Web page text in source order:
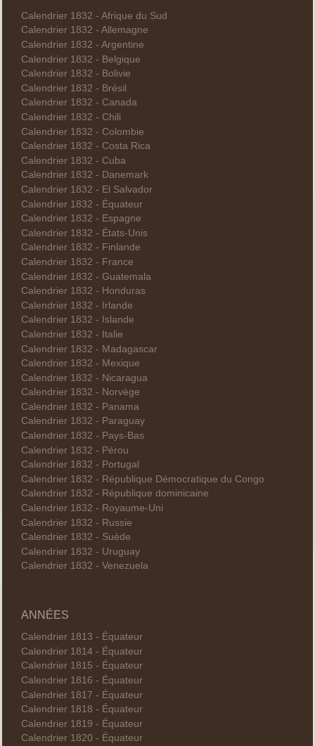
Calendrier 1832 - Afrique du Sud
Calendrier 1832 - Allemagne
Calendrier 1832 - Argentine
Calendrier 1832 - Belgique
Calendrier 1832 - Bolivie
Calendrier 1832 - Brésil
Calendrier 1832 - Canada
Calendrier 1832 - Chili
Calendrier 1832 - Colombie
Calendrier 1832 - Costa Rica
Calendrier 1832 - Cuba
Calendrier 1832 - Danemark
Calendrier 1832 - El Salvador
Calendrier 1832 - Équateur
Calendrier 1832 - Espagne
Calendrier 1832 - États-Unis
Calendrier 1832 - Finlande
Calendrier 1832 - France
Calendrier 1832 - Guatemala
Calendrier 1832 - Honduras
Calendrier 1832 - Irlande
Calendrier 1832 - Islande
Calendrier 1832 - Italie
Calendrier 1832 - Madagascar
Calendrier 1832 - Mexique
Calendrier 1832 - Nicaragua
Calendrier 1832 - Norvège
Calendrier 1832 - Panama
Calendrier 1832 - Paraguay
Calendrier 1832 - Pays-Bas
Calendrier 1832 - Pérou
Calendrier 1832 - Portugal
Calendrier 1832 - République Démocratique du Congo
Calendrier 1832 - République dominicaine
Calendrier 1832 - Royaume-Uni
Calendrier 1832 - Russie
Calendrier 1832 - Suède
Calendrier 1832 - Uruguay
Calendrier 1832 - Venezuela
ANNÉES
Calendrier 1813 - Équateur
Calendrier 1814 - Équateur
Calendrier 1815 - Équateur
Calendrier 1816 - Équateur
Calendrier 1817 - Équateur
Calendrier 1818 - Équateur
Calendrier 1819 - Équateur
Calendrier 1820 - Équateur